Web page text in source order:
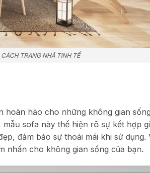
TRANG NHÃ TINH TẾ
hoàn hảo cho những không gian
sofa này thể hiện rõ sự kết hợp
đảm bảo sự thoải mái khi sử
nhấn cho không gian sống của bạn.